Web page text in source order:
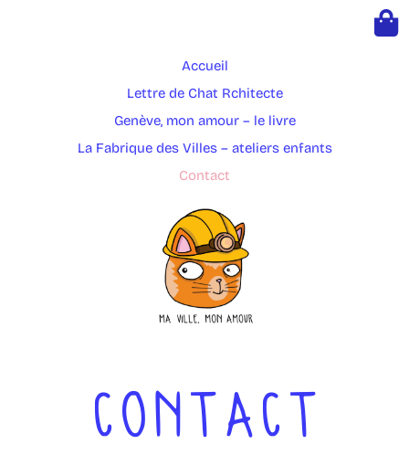
Accueil
Lettre de Chat Rchitecte
Genève, mon amour – le livre
La Fabrique des Villes – ateliers enfants
Contact
CONTACT